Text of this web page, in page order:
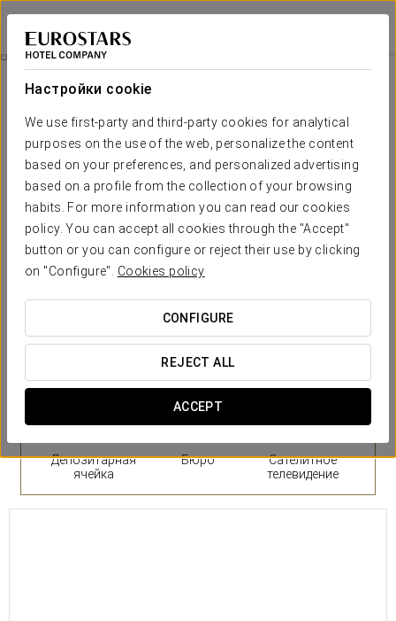
Настройки cookie
We use first-party and third-party cookies for analytical
purposes on the use of the web, personalize the content
based on your preferences, and personalized advertising
based on a profile from the collection of your browsing
habits. For more information you can read our cookies
policy. You can accept all cookies through the "Accept"
button or you can configure or reject their use by clicking
on "Configure". Cookies policy
CONFIGURE
REJECT ALL
ACCEPT
Eurostars i-Hotel
МАДРИД - ПОСУЭЛО-ДЕ-АЛАРКОН
Номера
Необходимые вам комфорт и
отдых
Отель Eurostars i-Hotel насчитывает 112 номеров oни
современно и ярко оформлены . В номерах все с видом
на улицуесть бесплатный интернет Wi-Fi, спутниковое
телевидение и телевизор с 27-дюймовым экраном, сейф
для ноутбуков, а также кондиционер, мини-бар и ванная
комната.
Депозитарная
ячейка
Бюро
Сателитное
телевидение